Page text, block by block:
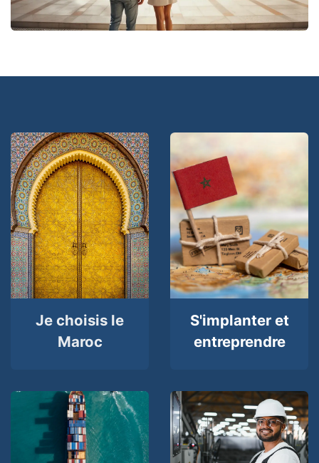
Je choisis le
Maroc
S'implanter et
entreprendre